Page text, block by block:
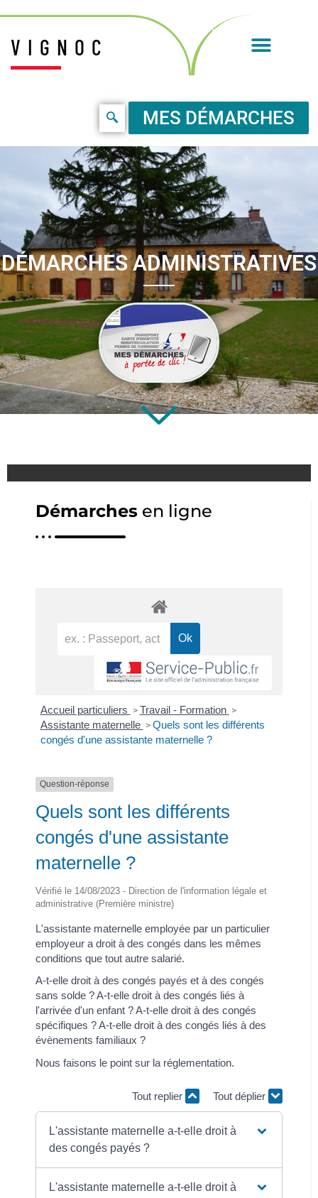
VIGNOC
MES DÉMARCHES
DÉMARCHES ADMINISTRATIVES
Démarches en ligne
Accueil particuliers > Travail - Formation >
Assistante maternelle > Quels sont les différents
congés d'une assistante maternelle ?
Question-réponse
Quels sont les différents
congés d'une assistante
maternelle ?
Vérifié le 14/08/2023 - Direction de l'information légale et
administrative (Première ministre)
L'assistante maternelle employée par un particulier
employeur a droit à des congés dans les mêmes
conditions que tout autre salarié.
A-t-elle droit à des congés payés et à des congés
sans solde ? A-t-elle droit à des congés liés à
l'arrivée d'un enfant ? A-t-elle droit à des congés
spécifiques ? A-t-elle droit à des congés liés à des
évènements familiaux ?
Nous faisons le point sur la réglementation.
Tout replier Tout déplier
L'assistante maternelle a-t-elle droit à
des congés payés ?
L'assistante maternelle a-t-elle droit à